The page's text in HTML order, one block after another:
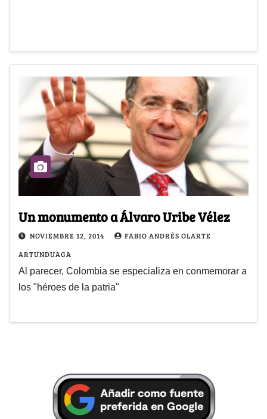
Un monumento a Álvaro Uribe Vélez
NOVIEMBRE 12, 2014
FABIO ANDRÉS OLARTE
ARTUNDUAGA
Al parecer, Colombia se especializa en conmemorar a
los "héroes de la patria"